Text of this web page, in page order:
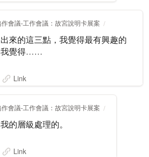
會議-工作會議：故宮說明卡展案
來的這三點，我覺得最有興趣的
我覺得……
Link
會議-工作會議：故宮說明卡展案
的層級處理的。
Link